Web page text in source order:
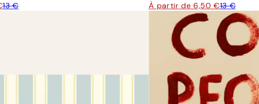
13 € À partir de 6,50 €13 €